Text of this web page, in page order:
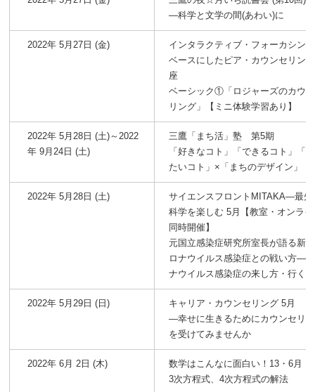
―科学と文学の間(あわい)に
2022年 5月27日 (金)
インタラクティブ・フォーカシン
ベースにしたピア・カウンセリン
座
ベーシック①「ロジャーズのカウ
リング」【ミニ体験学習あり】
2022年 5月28日 (土)～2022
年 9月24日 (土)
三鷹「まち活」塾 第5期
「好きなコト」「できるコト」「
たいコト」×「まちのデザイン」
2022年 5月28日 (土)
サイエンスフロントMITAKA―最先
科学を楽しむ 5月【教室・オンラ
同時開催】
元国立感染症研究所室長が語る新
ロナウイルス感染症との戦い方―
ナウイルス感染症の来し方・行く末
2022年 5月29日 (日)
キャリア・カウンセリング 5月
―幸せに生きるためにカウンセリ
を受けてみませんか
2022年 6月 2日 (木)
数学はこんなに面白い！13・6月
3次方程式、4次方程式の解法